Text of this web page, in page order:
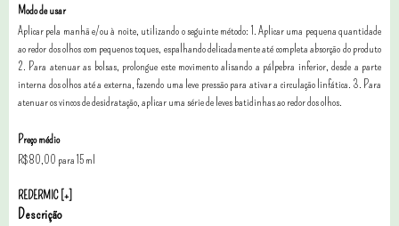
Modo de usar
Aplicar pela manhã e/ou à noite, utilizando o seguinte método: 1. Aplicar uma pequena quantidade
ao redor dos olhos com pequenos toques, espalhando delicadamente até completa absorção do produto
2. Para atenuar as bolsas, prolongue este movimento alisando a pálpebra inferior, desde a parte
interna dos olhos até a externa, fazendo uma leve pressão para ativar a circulação linfática. 3. Para
atenuar os vincos de desidratação, aplicar uma série de leves batidinhas ao redor dos olhos.
Preço médio
R$80,00 para 15 ml
REDERMIC [+]
Descrição